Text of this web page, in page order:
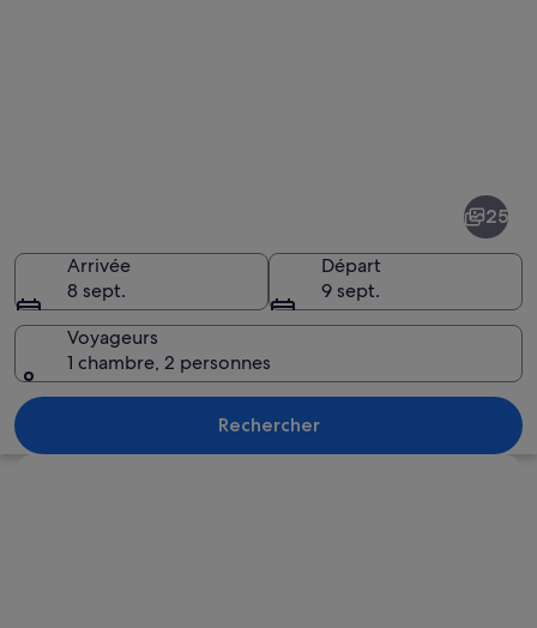
Un bateau avec une lanterne et des
25
Arrivée
8 sept.
Départ
9 sept.
Voyageurs
1 chambre, 2 personnes
Rechercher